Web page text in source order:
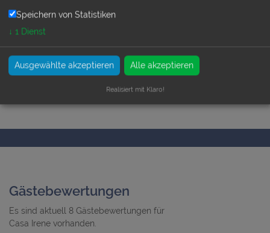
Lage
bis 4 KM vom Strand entfernt
Gästebewertungen
Es sind aktuell 8 Gästebewertungen für
Casa Irene vorhanden.
Speichern von Statistiken
↓ 1 Dienst
Ausgewählte akzeptieren Alle akzeptieren
Realisiert mit Klaro!